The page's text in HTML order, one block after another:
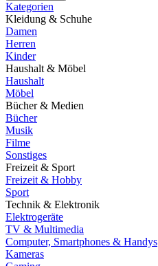
Kategorien
Kleidung & Schuhe
Damen
Herren
Kinder
Haushalt & Möbel
Haushalt
Möbel
Bücher & Medien
Bücher
Musik
Filme
Sonstiges
Freizeit & Sport
Freizeit & Hobby
Sport
Technik & Elektronik
Elektrogeräte
TV & Multimedia
Computer, Smartphones & Handys
Kameras